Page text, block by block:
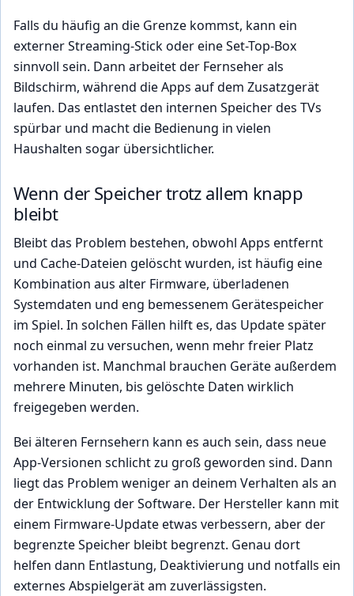
Falls du häufig an die Grenze kommst, kann ein
externer Streaming-Stick oder eine Set-Top-Box
sinnvoll sein. Dann arbeitet der Fernseher als
Bildschirm, während die Apps auf dem Zusatzgerät
laufen. Das entlastet den internen Speicher des TVs
spürbar und macht die Bedienung in vielen
Haushalten sogar übersichtlicher.
Wenn der Speicher trotz allem knapp
bleibt
Bleibt das Problem bestehen, obwohl Apps entfernt
und Cache-Dateien gelöscht wurden, ist häufig eine
Kombination aus alter Firmware, überladenen
Systemdaten und eng bemessenem Gerätespeicher
im Spiel. In solchen Fällen hilft es, das Update später
noch einmal zu versuchen, wenn mehr freier Platz
vorhanden ist. Manchmal brauchen Geräte außerdem
mehrere Minuten, bis gelöschte Daten wirklich
freigegeben werden.
Bei älteren Fernsehern kann es auch sein, dass neue
App-Versionen schlicht zu groß geworden sind. Dann
liegt das Problem weniger an deinem Verhalten als an
der Entwicklung der Software. Der Hersteller kann mit
einem Firmware-Update etwas verbessern, aber der
begrenzte Speicher bleibt begrenzt. Genau dort
helfen dann Entlastung, Deaktivierung und notfalls ein
externes Abspielgerät am zuverlässigsten.